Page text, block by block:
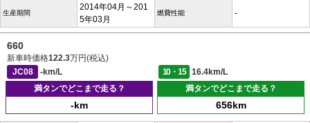
生産期間
2014年04月～201
5年03月
燃費性能 -
660
新車時価格122.3万円(税込)
JC08
-km/L 10・15
16.4km/L
満タンでどこまで走る？
-km
満タンでどこまで走る？
656km